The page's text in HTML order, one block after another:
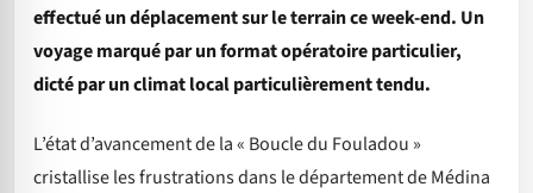
effectué un déplacement sur le terrain ce week-end. Un
voyage marqué par un format opératoire particulier,
dicté par un climat local particulièrement tendu.
L’état d’avancement de la « Boucle du Fouladou »
cristallise les frustrations dans le département de Médina